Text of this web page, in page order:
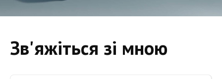
Зв'яжіться зі мною